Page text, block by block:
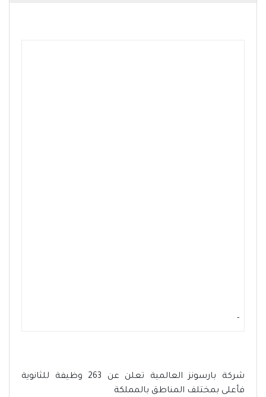
-
شركة بارسونز العالمية تعلن عن 263 وظيفة للثانوية
فأعلى بمختلف المناطق بالمملكة